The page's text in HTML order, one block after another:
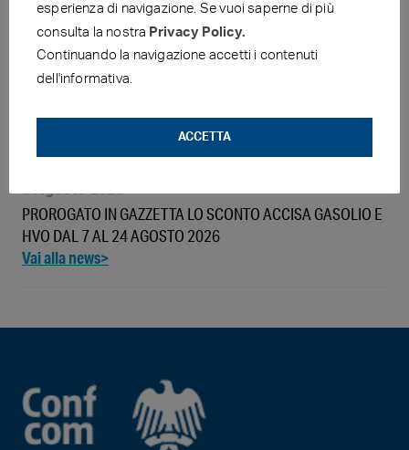
QUOTAZIONI E PREZZI DEL GIORNO PRIMA: 05.08.2026 (E
6 Agosto 2026
PROROGATO IN GAZZETTA LO SCONTO ACCISA GASOLIO E
HVO DAL 7 AL 24 AGOSTO 2026
esperienza di navigazione. Se vuoi saperne di più
consulta la nostra Privacy Policy.
Continuando la navigazione accetti i contenuti
dell'informativa.
ACCETTA